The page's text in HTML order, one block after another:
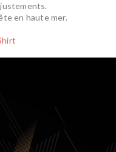
en haute mer.